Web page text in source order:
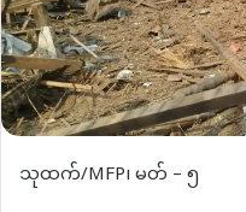
သုထက်/MFP၊ မတ် – ၅